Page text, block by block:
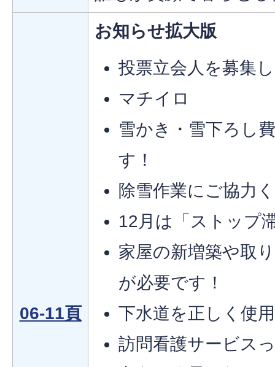
06-11頁
お知らせ拡大版
投票立会人を募集
マチイロ
雪かき・雪下ろし
す！
除雪作業にご協力
12月は「ストップ
家屋の新増築や取
が必要です！
下水道を正しく使
訪問看護サービス